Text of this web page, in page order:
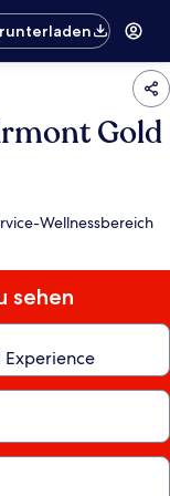
Gold
Wellnessbereich
sehen